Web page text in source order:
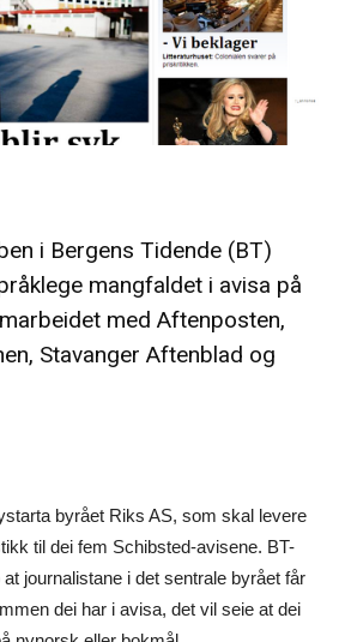
i Bergens Tidende (BT)
mangfaldet i avisa på
med Aftenposten,
Stavanger Aftenblad og
byrået Riks AS, som skal levere
til dei fem Schibsted-avisene. BT-
journalistane i det sentrale byrået får
dei har i avisa, det vil seie at dei